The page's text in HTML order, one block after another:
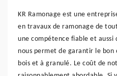
KR Ramonage est une
en travaux de ramonage de
une compétence fiable et aussi
nous permet de garantir le
bois et à granulé. Le coût de